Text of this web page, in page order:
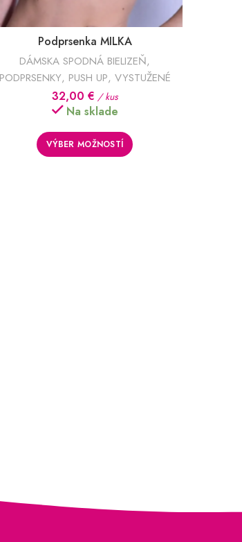
Podprsenka MILKA
DÁMSKA SPODNÁ BIELIZEŇ,
PODPRSENKY, PUSH UP, VYSTUŽENÉ
32,00€ / kus
Na sklade
VÝBER MOŽNOSTÍ